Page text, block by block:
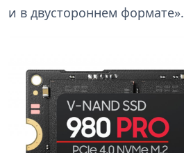
и в двустороннем формате».